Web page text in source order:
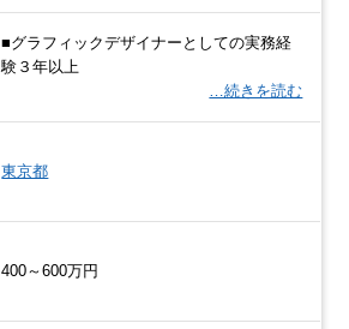
■グラフィックデザイナーとしての実務経
験３年以上
…続きを読む
東京都
400～600万円